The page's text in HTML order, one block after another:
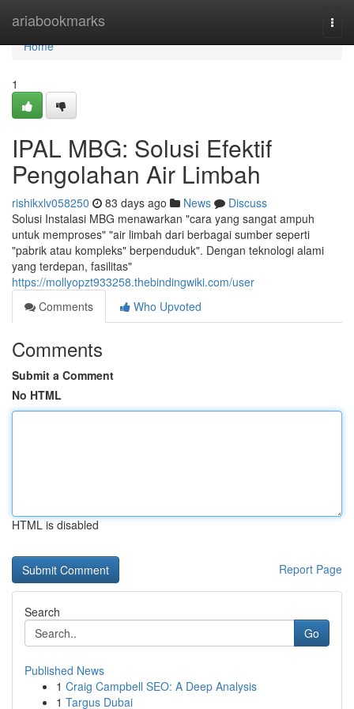
ariabookmarks
Home
Home
1
IPAL MBG: Solusi Efektif
Pengolahan Air Limbah
rishikxlv058250 83 days ago News
Discuss
Solusi Instalasi MBG menawarkan "cara yang sangat ampuh
untuk memproses" "air limbah dari berbagai sumber seperti
"pabrik atau kompleks" berpenduduk". Dengan teknologi alami
yang terdepan, fasilitas"
https://mollyopzt933258.thebindingwiki.com/user
Comments
Who Upvoted
Comments
Submit a Comment
No HTML
HTML is disabled
Report Page
Search
Go
Published News
1 Craig Campbell SEO: A Deep Analysis
1 Targus Dubai